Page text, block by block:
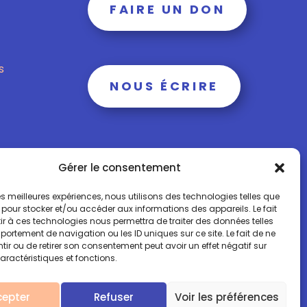
Gérer le consentement
meilleures expériences, nous utilisons des technologies telles que
stocker et/ou accéder aux informations des appareils. Le fait
à ces technologies nous permettra de traiter des données telles
de navigation ou les ID uniques sur ce site. Le fait de ne
ou de retirer son consentement peut avoir un effet négatif sur
et fonctions.
Refuser Voir les préférences
FAIRE UN DON
NOUS ÉCRIRE
+ 00 33 (0)6 15 73 65 40
Mentions légales